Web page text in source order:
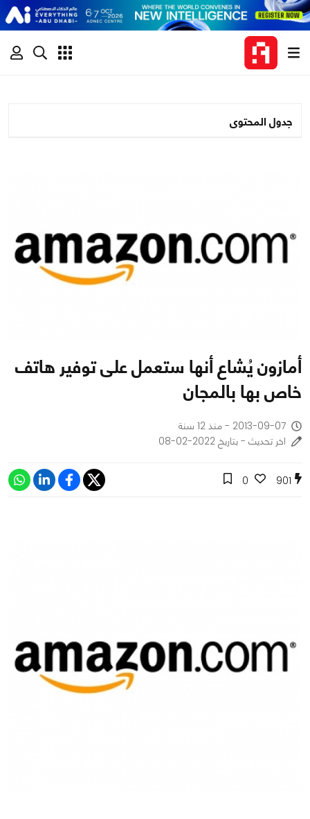
جدول المحتوى
أمازون يُشاع أنها ستعمل على توفير هاتف
خاص بها بالمجان
2013-09-07 - منذ 12 سنة
اخر تحديث - بتاريخ 2022-02-08
901
0